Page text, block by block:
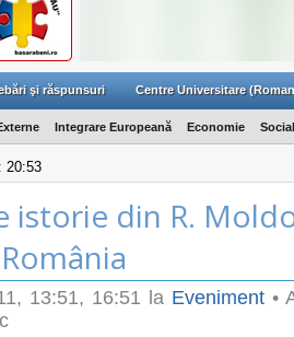
şi răspunsuri Centre Universitare
Integrare Europeană Economie Social
20:53
istorie din R.
13:51, 16:51 la Eveniment •